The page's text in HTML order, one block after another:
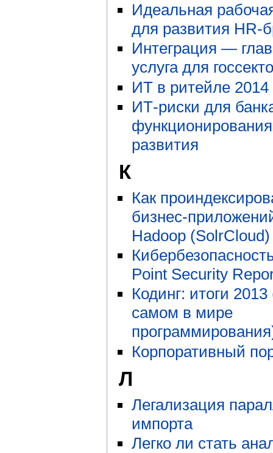
Идеальная
для развития HR-
Интеграция —
услуга для
ИТ в ритейле 2014
ИТ-риски для
развития
К
Как
бизнес-
Hadoop (SolrCloud)
Point Security
Кодинг: итоги
самом в мире
Корпоративный
Л
Легализация
импорта
Легко ли стать